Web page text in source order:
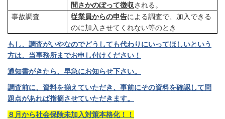
間さかのぼって徴収される。
事故調査
従業員からの申告による調査で、加入できる
のに加入させてくれない等のとき
もし、調査がいやなのでどうしても代わりにいってほしいという
方は、当事務所までお申し付けください！
通知書がきたら、早急にお知らせ下さい。
調査前に、資料を揃えていただき、事前にその資料を確認して問
題点があれば指摘させていただきます。
８月から社会保険未加入対策本格化！！